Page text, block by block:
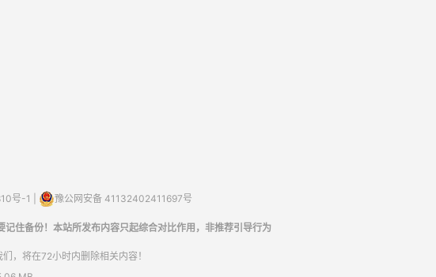
号-1 豫公网安备 41132402411697号
住备份！本站所发布内容只起综合对比作用，非推荐引导行为
，将在72小时内删除相关内容！